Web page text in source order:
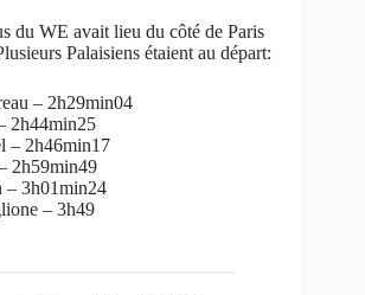
du WE avait lieu du côté de Paris
Palaisiens étaient au départ:
– 2h29min04
2h44min25
– 2h46min17
2h59min49
– 3h01min24
– 3h49